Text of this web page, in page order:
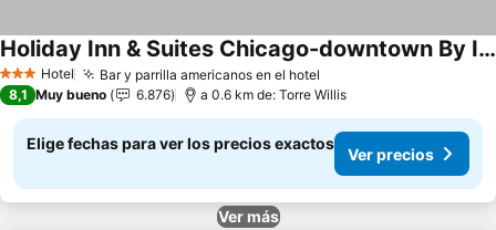
3 Estrellas
Hotel Bar y parrilla americanos en el hotel
Holiday Inn & Suites Chicago-downtown By Ihg
8,1 Muy bueno 6.876 a 0.6 km de: Torre Willis
Elige fechas para ver los precios exactos
Ver precios
Ver más